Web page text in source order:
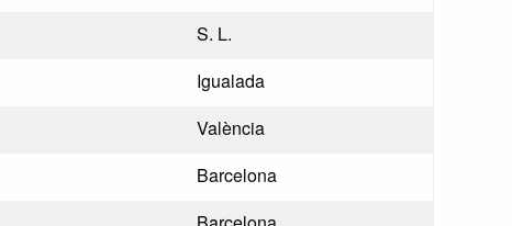
S. L.
Igualada
València
Barcelona